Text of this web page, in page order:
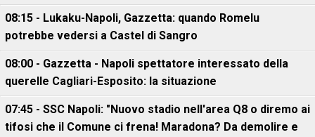
08:15 - Lukaku-Napoli, Gazzetta: quando Romelu
potrebbe vedersi a Castel di Sangro
08:00 - Gazzetta - Napoli spettatore interessato della
querelle Cagliari-Esposito: la situazione
07:45 - SSC Napoli: "Nuovo stadio nell'area Q8 o diremo ai
tifosi che il Comune ci frena! Maradona? Da demolire e